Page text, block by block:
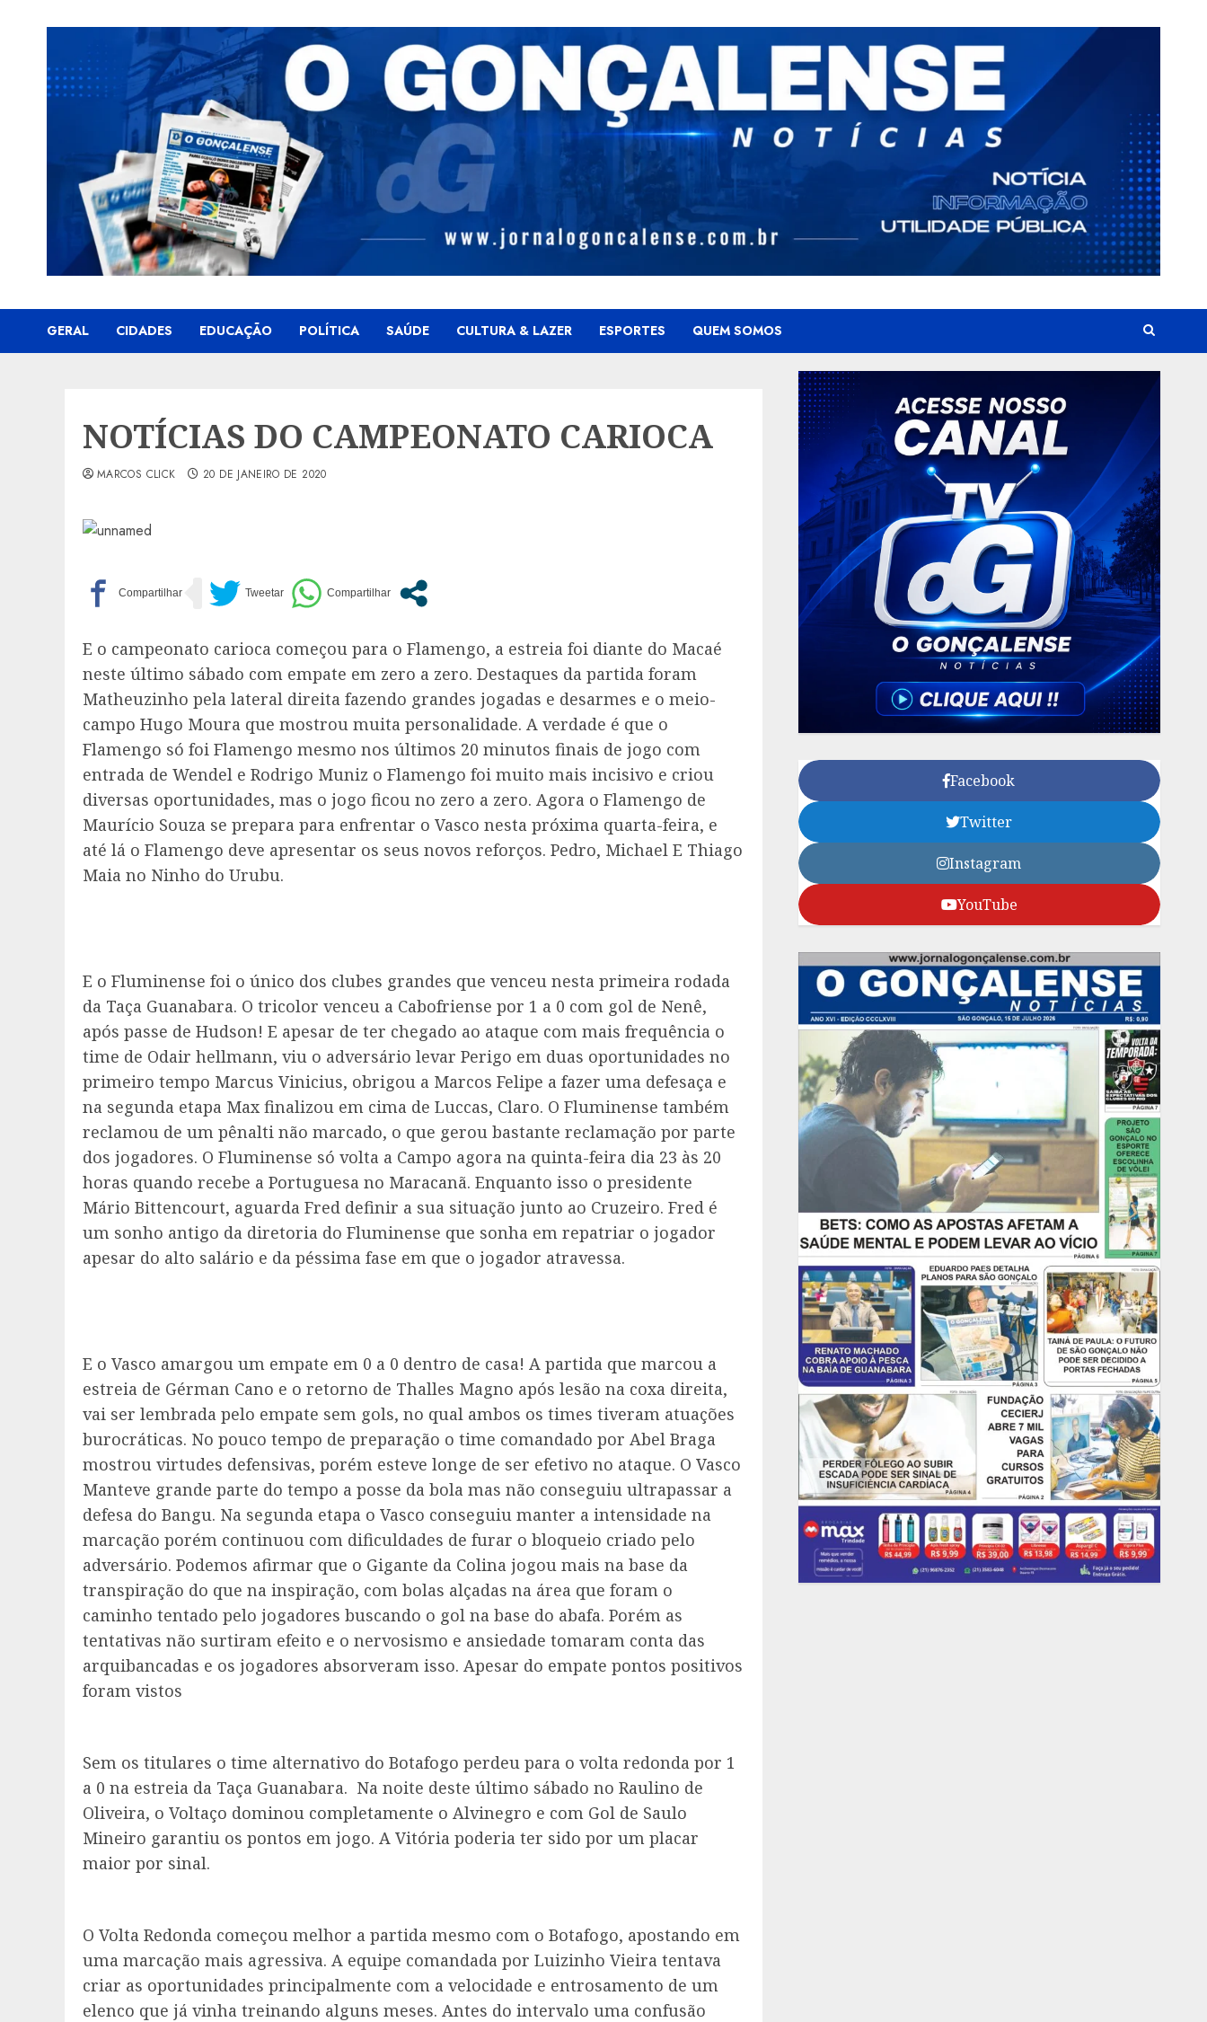
GERAL CIDADES EDUCAÇÃO POLÍTICA SAÚDE CULTURA & LAZER ESPORTES QUEM SOMOS
NOTÍCIAS DO CAMPEONATO CARIOCA
MARCOS CLICK 20 DE JANEIRO DE 2020
E o campeonato carioca começou para o Flamengo, a estreia foi diante do Macaé
neste último sábado com empate em zero a zero. Destaques da partida foram
Matheuzinho pela lateral direita fazendo grandes jogadas e desarmes e o meio-
campo Hugo Moura que mostrou muita personalidade. A verdade é que o
Flamengo só foi Flamengo mesmo nos últimos 20 minutos finais de jogo com
entrada de Wendel e Rodrigo Muniz o Flamengo foi muito mais incisivo e criou
diversas oportunidades, mas o jogo ficou no zero a zero. Agora o Flamengo de
Maurício Souza se prepara para enfrentar o Vasco nesta próxima quarta-feira, e
até lá o Flamengo deve apresentar os seus novos reforços. Pedro, Michael E Thiago
Maia no Ninho do Urubu.
E o Fluminense foi o único dos clubes grandes que venceu nesta primeira rodada
da Taça Guanabara. O tricolor venceu a Cabofriense por 1 a 0 com gol de Nenê,
após passe de Hudson! E apesar de ter chegado ao ataque com mais frequência o
time de Odair hellmann, viu o adversário levar Perigo em duas oportunidades no
primeiro tempo Marcus Vinicius, obrigou a Marcos Felipe a fazer uma defesaça e
na segunda etapa Max finalizou em cima de Luccas, Claro. O Fluminense também
reclamou de um pênalti não marcado, o que gerou bastante reclamação por parte
dos jogadores. O Fluminense só volta a Campo agora na quinta-feira dia 23 às 20
horas quando recebe a Portuguesa no Maracanã. Enquanto isso o presidente
Mário Bittencourt, aguarda Fred definir a sua situação junto ao Cruzeiro. Fred é
um sonho antigo da diretoria do Fluminense que sonha em repatriar o jogador
apesar do alto salário e da péssima fase em que o jogador atravessa.
E o Vasco amargou um empate em 0 a 0 dentro de casa! A partida que marcou a
estreia de Gérman Cano e o retorno de Thalles Magno após lesão na coxa direita,
vai ser lembrada pelo empate sem gols, no qual ambos os times tiveram atuações
burocráticas. No pouco tempo de preparação o time comandado por Abel Braga
mostrou virtudes defensivas, porém esteve longe de ser efetivo no ataque. O Vasco
Manteve grande parte do tempo a posse da bola mas não conseguiu ultrapassar a
defesa do Bangu. Na segunda etapa o Vasco conseguiu manter a intensidade na
marcação porém continuou com dificuldades de furar o bloqueio criado pelo
adversário. Podemos afirmar que o Gigante da Colina jogou mais na base da
transpiração do que na inspiração, com bolas alçadas na área que foram o
caminho tentado pelo jogadores buscando o gol na base do abafa. Porém as
tentativas não surtiram efeito e o nervosismo e ansiedade tomaram conta das
arquibancadas e os jogadores absorveram isso. Apesar do empate pontos positivos
foram vistos
Sem os titulares o time alternativo do Botafogo perdeu para o volta redonda por 1
a 0 na estreia da Taça Guanabara. Na noite deste último sábado no Raulino de
Oliveira, o Voltaço dominou completamente o Alvinegro e com Gol de Saulo
Mineiro garantiu os pontos em jogo. A Vitória poderia ter sido por um placar
maior por sinal.
O Volta Redonda começou melhor a partida mesmo com o Botafogo, apostando em
uma marcação mais agressiva. A equipe comandada por Luizinho Vieira tentava
criar as oportunidades principalmente com a velocidade e entrosamento de um
elenco que já vinha treinando alguns meses. Antes do intervalo uma confusão
Facebook
Twitter
Instagram
YouTube